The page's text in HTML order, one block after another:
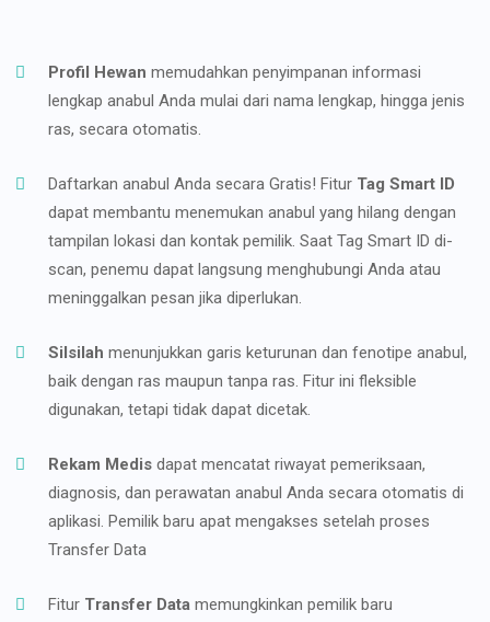
Profil Hewan memudahkan penyimpanan informasi
lengkap anabul Anda mulai dari nama lengkap, hingga jenis
ras, secara otomatis.
Daftarkan anabul Anda secara Gratis! Fitur Tag Smart ID
dapat membantu menemukan anabul yang hilang dengan
tampilan lokasi dan kontak pemilik. Saat Tag Smart ID di-
scan, penemu dapat langsung menghubungi Anda atau
meninggalkan pesan jika diperlukan.
Silsilah menunjukkan garis keturunan dan fenotipe anabul,
baik dengan ras maupun tanpa ras. Fitur ini fleksible
digunakan, tetapi tidak dapat dicetak.
Rekam Medis dapat mencatat riwayat pemeriksaan,
diagnosis, dan perawatan anabul Anda secara otomatis di
aplikasi. Pemilik baru apat mengakses setelah proses
Transfer Data
Fitur Transfer Data memungkinkan pemilik baru